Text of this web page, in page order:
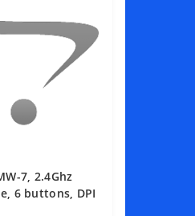
7, 2.4Ghz
6 buttons, DPI